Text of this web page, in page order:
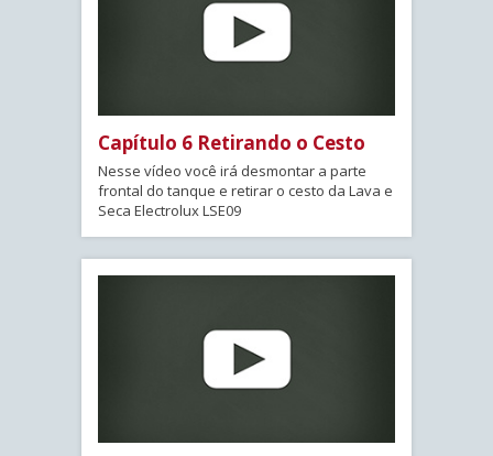
Capítulo 6 Retirando o Cesto
Nesse vídeo você irá desmontar a parte
frontal do tanque e retirar o cesto da Lava e
Seca Electrolux LSE09